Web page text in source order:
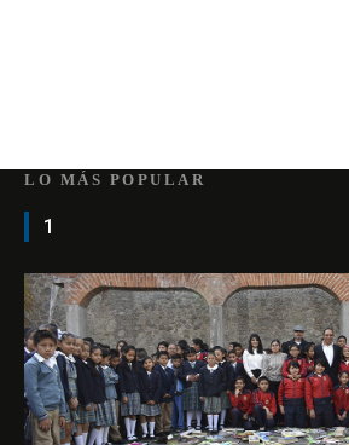
LO MÁS POPULAR
1